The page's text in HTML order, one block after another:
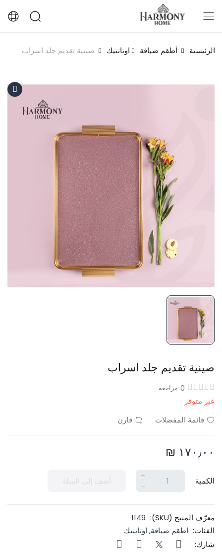
الرئيسية أطقم ضيافة اوتانتيك صينية تقديم جلد اسراب
صينية تقديم جلد اسراب
0 مراجعة
غير متوفر
قائمة المفضلات
قارن
١٧٠٫٠٠ ₪
الكمية
+
-
أضف إلى السلة
معرّف المنتج (SKU):
1149
الفئات: أطقم ضيافة, اوتانتيك
شارك: